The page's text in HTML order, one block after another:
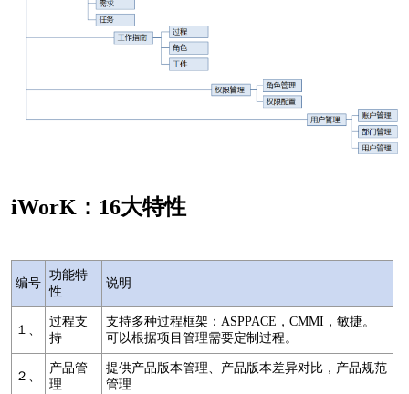
iWorK：16大特性
编号
功能特
性
说明
１、
过程支
持
支持多种过程框架：ASPPACE，CMMI，敏捷。
可以根据项目管理需要定制过程。
２、
产品管
理
提供产品版本管理、产品版本差异对比，产品规范
管理